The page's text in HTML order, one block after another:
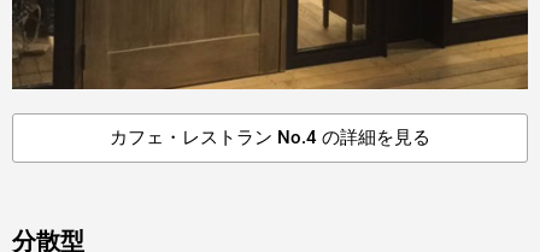
カフェ・レストラン No.4 の詳細を見る
分散型